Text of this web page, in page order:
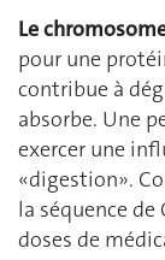
Le
pour une
contribue à
absorbe. Une
exercer une
«digestion».
la séquence de
doses de